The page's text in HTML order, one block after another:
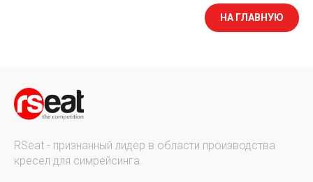
НА ГЛАВНУЮ
RSeat - признанный лидер в области производства
кресел для симрейсинга.